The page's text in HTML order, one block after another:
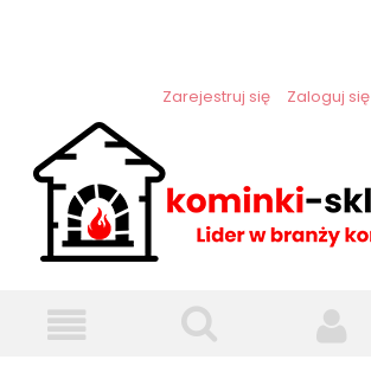
Zarejestruj się Zaloguj się